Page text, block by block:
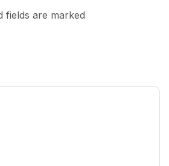
fields are marked